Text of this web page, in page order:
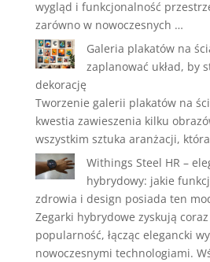
wygląd i funkcjonalność
zarówno w nowoczesnych …
Galeria plakatów na
zaplanować układ, by
dekorację
Tworzenie galerii plakatów na
kwestia zawieszenia kilku
wszystkim sztuka aranżacji,
Withings Steel HR –
hybrydowy: jakie
zdrowia i design posiada ten
Zegarki hybrydowe zyskują
popularność, łącząc elegancki
nowoczesnymi technologiami.